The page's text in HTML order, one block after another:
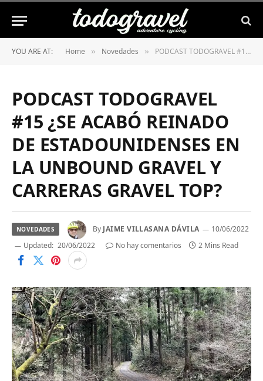
YOU ARE AT: Home » Novedades » PODCAST TODOGRAVEL #15 ¿SE ACABÓ REINADO DE ESTADOUNIDENSES EN LA UNBOUND GRAVEL Y CARRERAS GRAVEL TOP?
PODCAST TODOGRAVEL
#15 ¿SE ACABÓ REINADO
DE ESTADOUNIDENSES EN
LA UNBOUND GRAVEL Y
CARRERAS GRAVEL TOP?
NOVEDADES By JAIME VILLASANA DÁVILA
10/06/2022
Updated: 20/06/2022 No hay comentarios 2 Mins Read